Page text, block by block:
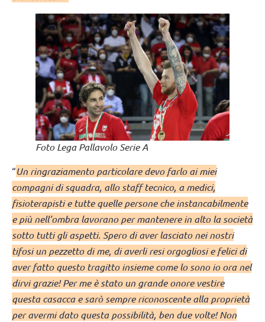
Foto Lega Pallavolo Serie A
“Un ringraziamento particolare devo farlo ai miei
compagni di squadra, allo staff tecnico, a medici,
fisioterapisti e tutte quelle persone che instancabilmente
e più nell’ombra lavorano per mantenere in alto la società
sotto tutti gli aspetti. Spero di aver lasciato nei nostri
tifosi un pezzetto di me, di averli resi orgogliosi e felici di
aver fatto questo tragitto insieme come lo sono io ora nel
dirvi grazie! Per me è stato un grande onore vestire
questa casacca e sarò sempre riconoscente alla proprietà
per avermi dato questa possibilità, ben due volte! Non